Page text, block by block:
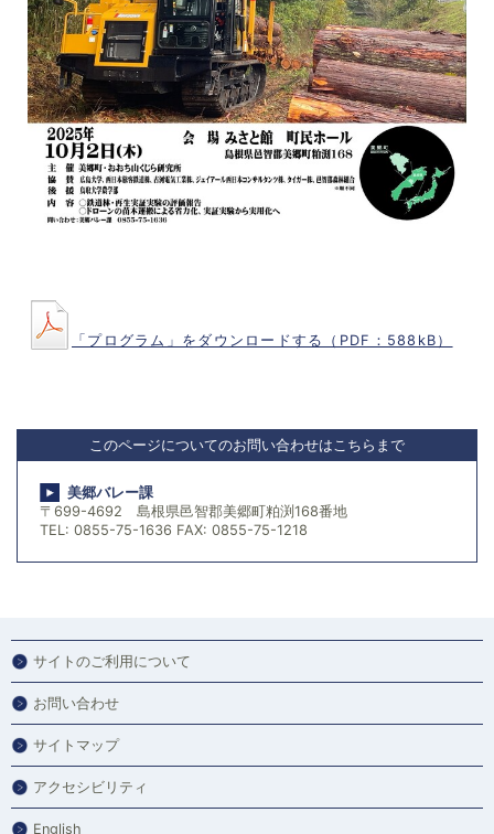
「プログラム」をダウンロードする（PDF：588kB）
このページについてのお問い合わせはこちらまで
美郷バレー課
〒699-4692 島根県邑智郡美郷町粕渕168番地
TEL: 0855-75-1636 FAX: 0855-75-1218
サイトのご利用について
お問い合わせ
サイトマップ
アクセシビリティ
English